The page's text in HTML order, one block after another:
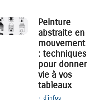
Peinture
abstraite en
mouvement
: techniques
pour donner
vie à vos
tableaux
+ d'infos